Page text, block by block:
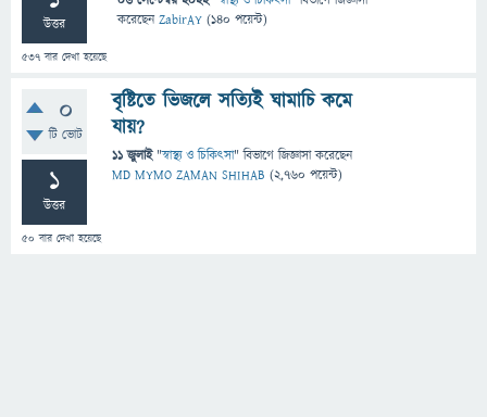
উত্তর
537 বার দেখা হয়েছে
করেছেনZabirAY (140 পয়েন্ট)
0
টি ভোট
1
উত্তর
50 বার দেখা হয়েছে
বৃষ্টিতে ভিজলে সত্যিই ঘামাচি কমে
যায়?
11 জুলাই "স্বাস্থ্য ও চিকিৎসা" বিভাগে জিজ্ঞাসাকরেছেন
MD MYMO ZAMAN SHIHAB (2,760 পয়েন্ট)